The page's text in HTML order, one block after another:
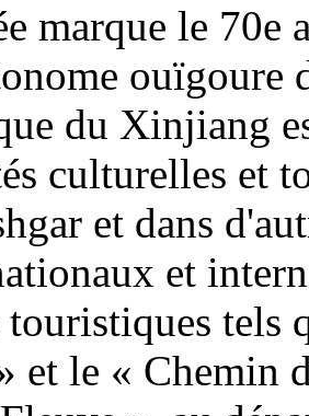
marque le
du Xinjiang
culturelles et
et dans
et
tels
et le « Chemin